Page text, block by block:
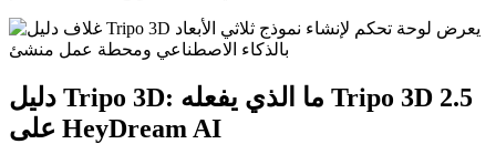
دليل Tripo 3D: ما الذي يفعله Tripo 3D 2.5
على HeyDream AI